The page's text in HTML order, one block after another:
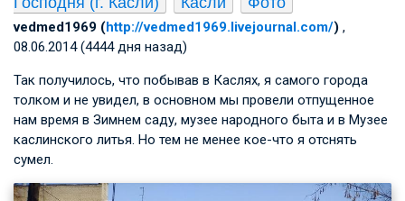
vedmed1969 (http://vedmed1969.livejournal.com/) ,
08.06.2014 (4444 дня назад)
Так получилось, что побывав в Каслях, я самого города
толком и не увидел, в основном мы провели отпущенное
нам время в Зимнем саду, музее народного быта и в Музее
каслинского литья. Но тем не менее кое-что я отснять
сумел.